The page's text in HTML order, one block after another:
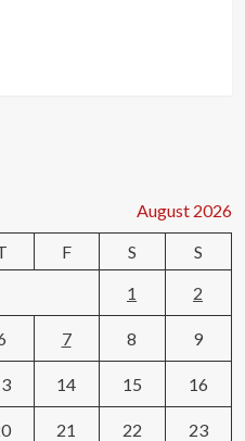
August 2026
F S
S
1
2
7 8 9
14 15 16
21 22 23